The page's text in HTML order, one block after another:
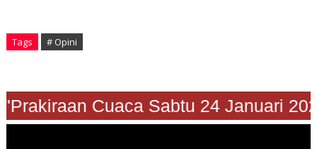
Tags # Opini
Cuaca Sabtu 24 Januari 2026"